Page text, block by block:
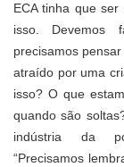
ECA tinha que
isso. Devemos
precisamos
atraído por uma
isso? O que
quando são
indústria da
“Precisamos